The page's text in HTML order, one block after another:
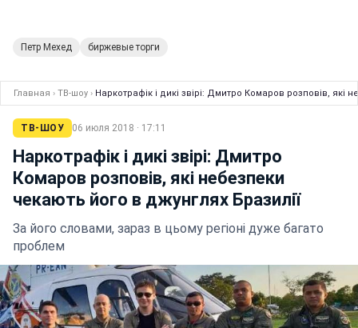
Петр Мехед биржевые торги
Главная › ТВ-шоу › Наркотрафік і дикі звірі: Дмитро Комаров розповів, які
ТВ-ШОУ 06 июля 2018 · 17:11
Наркотрафік і дикі звірі: Дмитро
Комаров розповів, які небезпеки
чекають його в джунглях Бразилії
За його словами, зараз в цьому регіоні дуже багато
проблем